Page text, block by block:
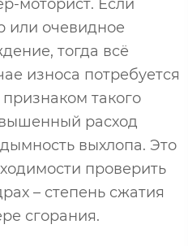
моторист. Если
или очевидное
тогда всё
износа потребуется
такого
расход
выхлопа. Это
проверить
– степень сжатия
сгорания.